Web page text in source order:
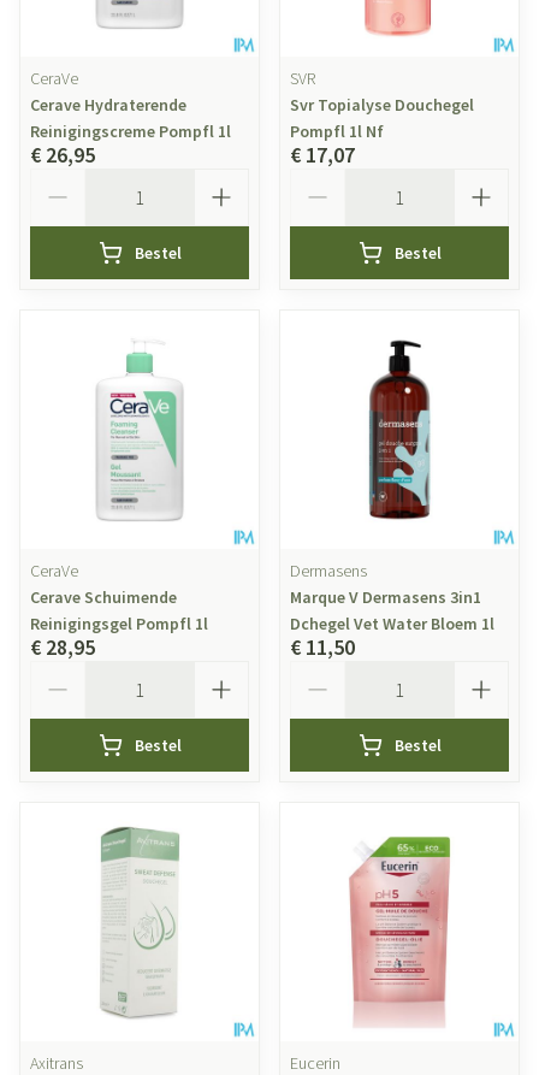
CeraVe
Cerave Hydraterende
Reinigingscreme Pompfl 1l
€ 26,95
Bestel
SVR
Svr Topialyse Douchegel
Pompfl 1l Nf
€ 17,07
Bestel
CeraVe
Cerave Schuimende
Reinigingsgel Pompfl 1l
€ 28,95
Bestel
Dermasens
Marque V Dermasens 3in1
Dchegel Vet Water Bloem 1l
€ 11,50
Bestel
Axitrans
Eucerin